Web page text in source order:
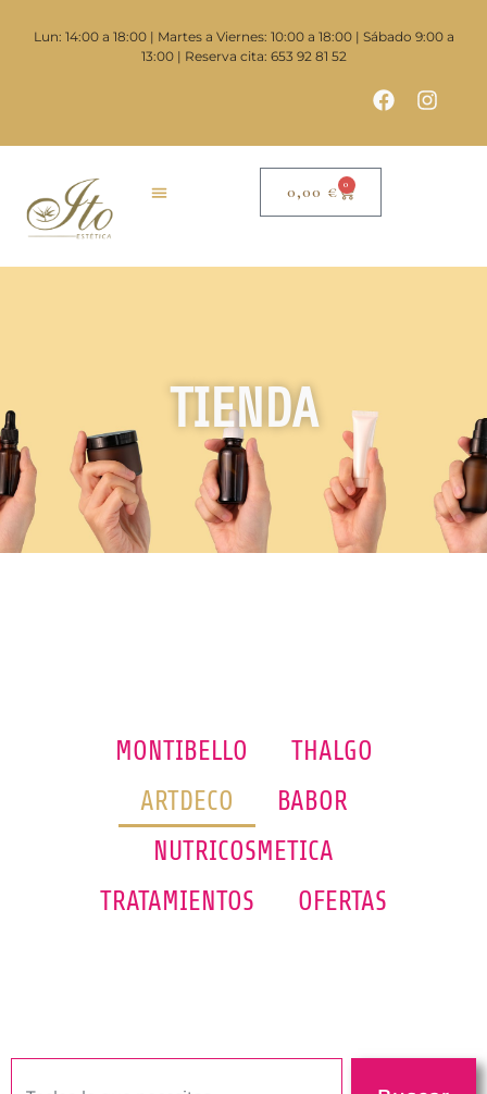
Lun: 14:00 a 18:00 | Martes a Viernes: 10:00 a 18:00 | Sábado 9:00 a
13:00 | Reserva cita: 653 92 81 52
0,00 € 0
TIENDA
MONTIBELLO
THALGO
ARTDECO
BABOR
NUTRICOSMETICA
TRATAMIENTOS
OFERTAS